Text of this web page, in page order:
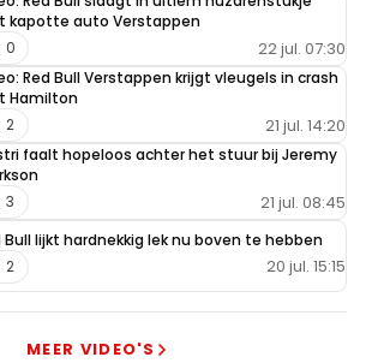
kapotte auto Verstappen
22 jul. 07:30
0
Red Bull Verstappen krijgt vleugels in crash
Hamilton
21 jul. 14:20
2
faalt hopeloos achter het stuur bij Jeremy
21 jul. 08:45
3
Bull lijkt hardnekkig lek nu boven te hebben
20 jul. 15:15
2
MEER VIDEO'S